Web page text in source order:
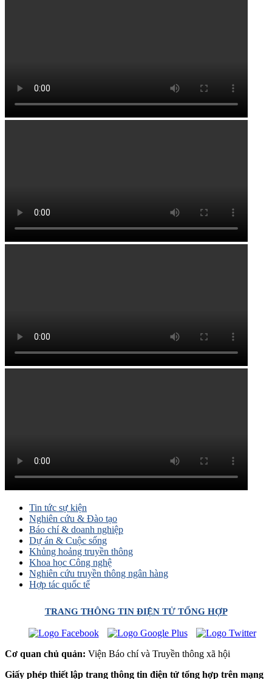
Tin tức sự kiện
Nghiên cứu & Đào tạo
Báo chí & doanh nghiệp
Dự án & Cuộc sống
Khủng hoảng truyền thông
Khoa học Công nghệ
Nghiên cứu truyền thông ngân hàng
Hợp tác quốc tế
TRANG THÔNG TIN ĐIỆN TỬ TỔNG HỢP
Cơ quan chủ quản: Viện Báo chí và Truyền thông xã hội
Giấy phép thiết lập trang thông tin điện tử tổng hợp trên mạng